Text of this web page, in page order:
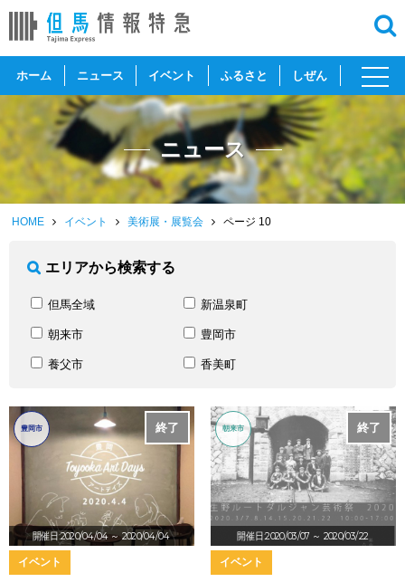
ホーム ニュース イベント ふるさと しぜん
toggle
ニュース
HOME イベント 美術展・展覧会 ページ 10
エリアから検索する
但馬全域 新温泉町
朝来市 豊岡市
養父市 香美町
開催日:2020/04/04～ 2020/04/04
終了
豊岡市
イベント
開催日:2020/03/07 ～ 2020/03/22
終了
朝来市
イベント